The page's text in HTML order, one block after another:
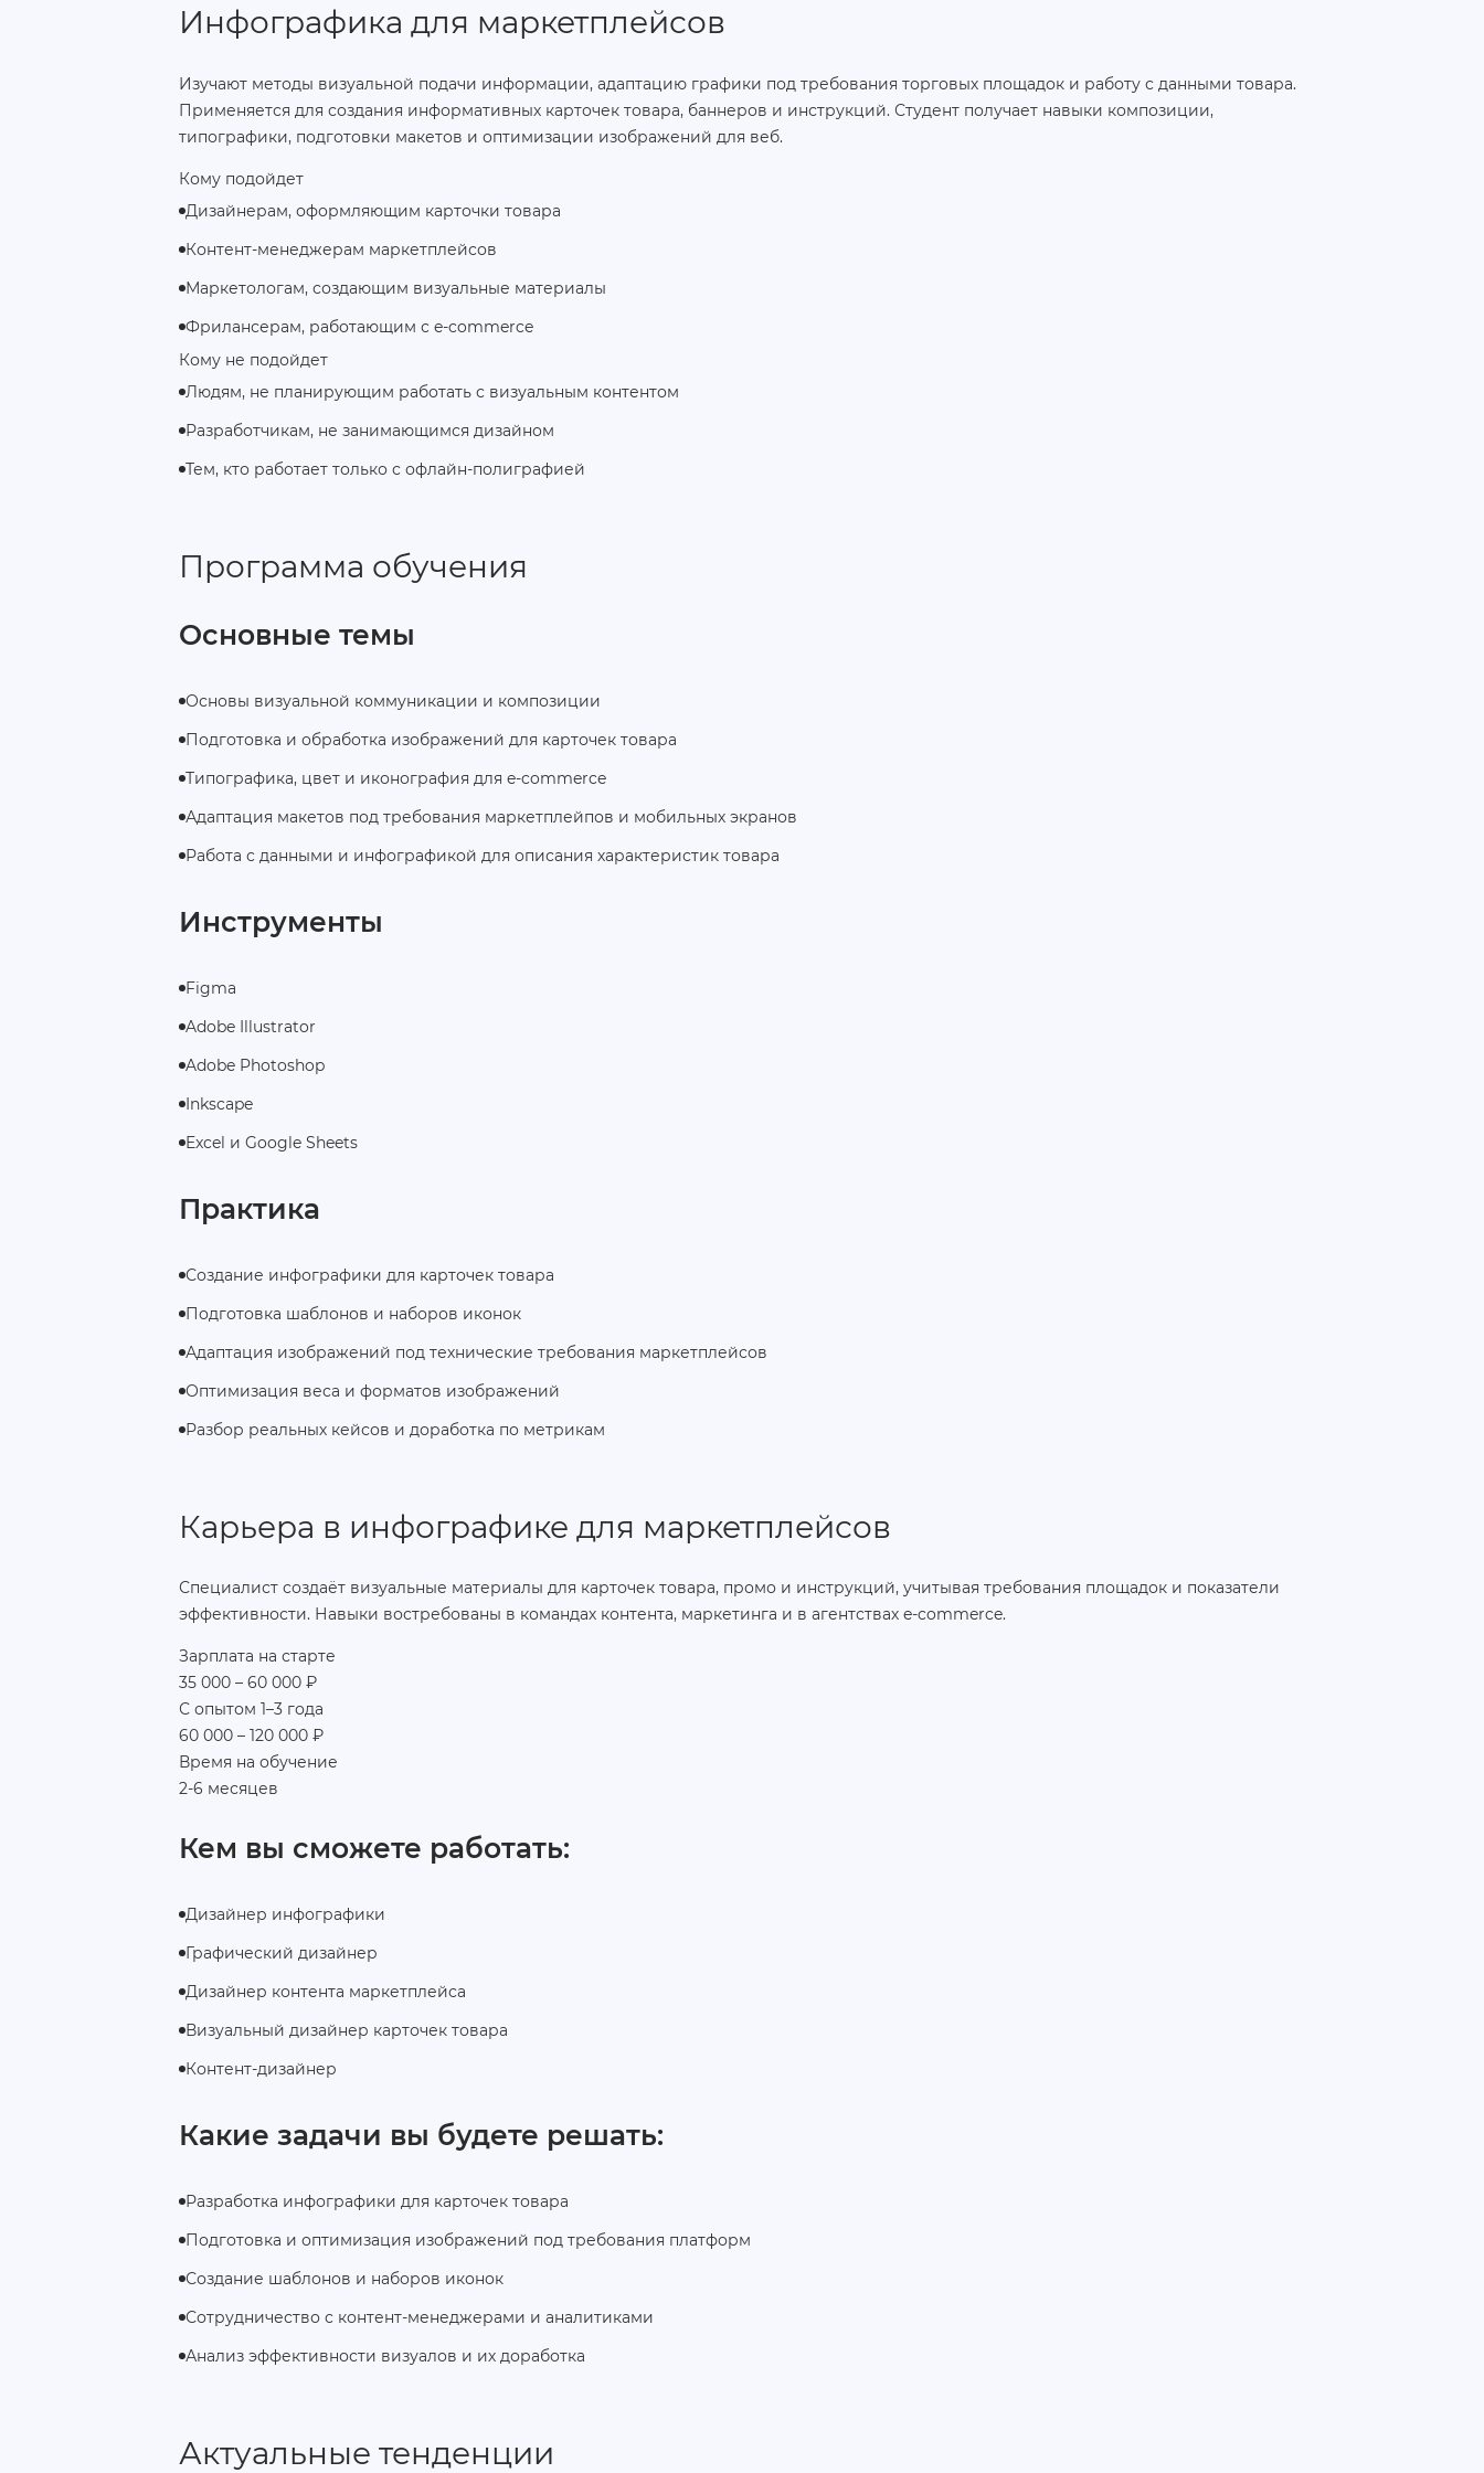
Инфографика для маркетплейсов
Изучают методы визуальной подачи информации, адаптацию графики под требования торговых площадок и работу с данными товара.
Применяется для создания информативных карточек товара, баннеров и инструкций. Студент получает навыки композиции,
типографики, подготовки макетов и оптимизации изображений для веб.
Кому подойдет
Дизайнерам, оформляющим карточки товара
Контент-менеджерам маркетплейсов
Маркетологам, создающим визуальные материалы
Фрилансерам, работающим с e‑commerce
Кому не подойдет
Людям, не планирующим работать с визуальным контентом
Разработчикам, не занимающимся дизайном
Тем, кто работает только с офлайн-полиграфией
Программа обучения
Основные темы
Основы визуальной коммуникации и композиции
Подготовка и обработка изображений для карточек товара
Типографика, цвет и иконография для e‑commerce
Адаптация макетов под требования маркетплейпов и мобильных экранов
Работа с данными и инфографикой для описания характеристик товара
Инструменты
Figma
Adobe Illustrator
Adobe Photoshop
Inkscape
Excel и Google Sheets
Практика
Создание инфографики для карточек товара
Подготовка шаблонов и наборов иконок
Адаптация изображений под технические требования маркетплейсов
Оптимизация веса и форматов изображений
Разбор реальных кейсов и доработка по метрикам
Карьера в инфографике для маркетплейсов
Специалист создаёт визуальные материалы для карточек товара, промо и инструкций, учитывая требования площадок и показатели
эффективности. Навыки востребованы в командах контента, маркетинга и в агентствах e‑commerce.
Зарплата на старте
35 000 – 60 000 ₽
С опытом 1–3 года
60 000 – 120 000 ₽
Время на обучение
2-6 месяцев
Кем вы сможете работать:
Дизайнер инфографики
Графический дизайнер
Дизайнер контента маркетплейса
Визуальный дизайнер карточек товара
Контент-дизайнер
Какие задачи вы будете решать:
Разработка инфографики для карточек товара
Подготовка и оптимизация изображений под требования платформ
Создание шаблонов и наборов иконок
Сотрудничество с контент-менеджерами и аналитиками
Анализ эффективности визуалов и их доработка
Актуальные тенденции